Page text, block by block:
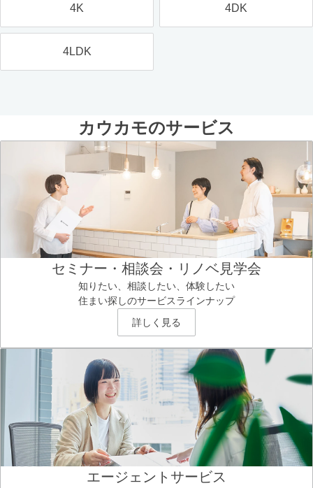
4K 4DK
4LDK
カウカモのサービス
セミナー・相談会・リノベ見学会
知りたい、相談したい、体験したい
住まい探しのサービスラインナップ
詳しく見る
エージェントサービス